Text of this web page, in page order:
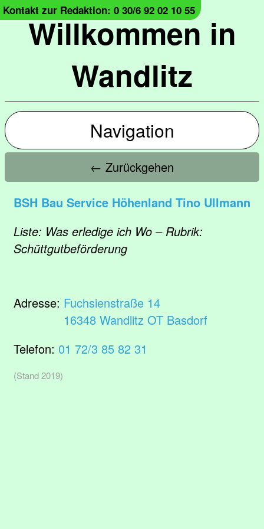
Willkommen in
Wandlitz
Kontakt zur Redaktion: 0 30/6 92 02 10 55
Navigation
← Zurückgehen
BSH Bau Service Höhenland Tino Ullmann
Liste: Was erledige ich Wo – Rubrik:
Schüttgutbeförderung
Adresse: Fuchsienstraße 14
16348 Wandlitz OT Basdorf
Telefon: 01 72/3 85 82 31
(Stand 2019)